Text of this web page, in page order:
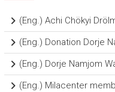
(Eng.) Achi Chökyi
(Eng.) Donation Dorje
(Eng.) Dorje Namjom
(Eng.) Milacenter